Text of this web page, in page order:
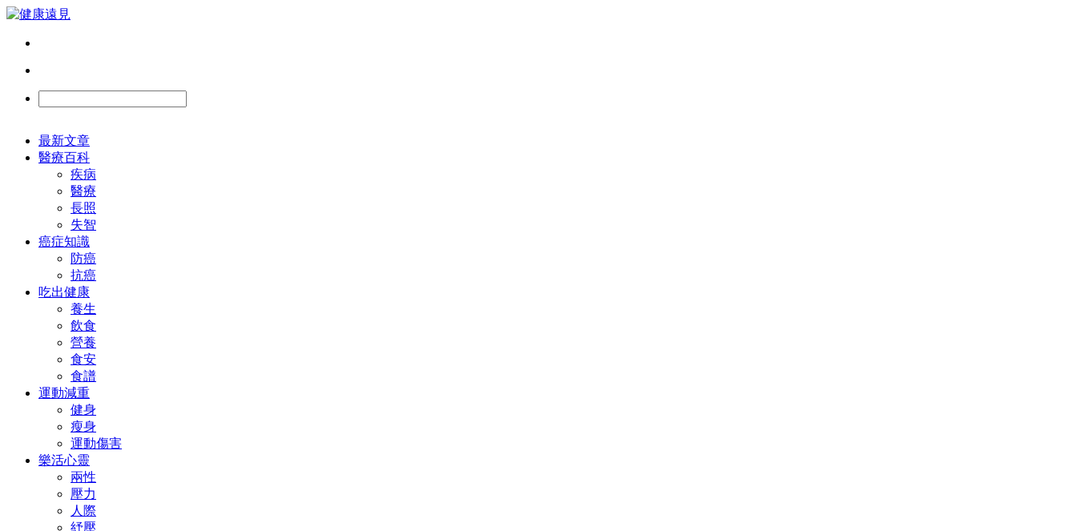
最新文章
醫療百科
疾病
醫療
長照
失智
癌症知識
防癌
抗癌
吃出健康
養生
飲食
營養
食安
食譜
運動減重
健身
瘦身
運動傷害
樂活心靈
兩性
壓力
人際
紓壓